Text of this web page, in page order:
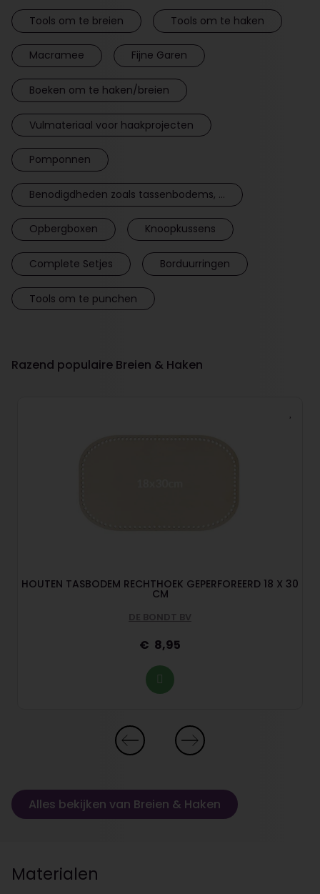
Tools om te breien Tools om te haken
Macramee Fijne Garen
Boeken om te haken/breien
Vulmateriaal voor haakprojecten
Pomponnen
Benodigdheden zoals tassenbodems, ...
Opbergboxen Knoopkussens
Complete Setjes Borduurringen
Tools om te punchen
Razend populaire Breien & Haken
HOUTEN TASBODEM RECHTHOEK GEPERFOREERD 18 X 30
CM
DE BONDT BV
8,95
Alles bekijken van Breien & Haken
Materialen